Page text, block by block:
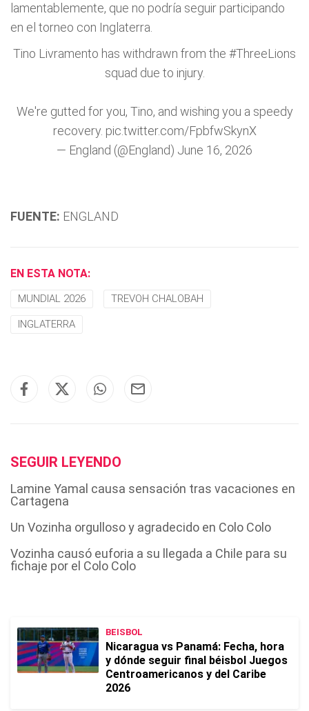
lamentablemente, que no podría seguir participando
en el torneo con Inglaterra.
Tino Livramento has withdrawn from the #ThreeLions
squad due to injury.
We're gutted for you, Tino, and wishing you a speedy
recovery. pic.twitter.com/FpbfwSkynX
— England (@England) June 16, 2026
FUENTE: ENGLAND
EN ESTA NOTA:
MUNDIAL 2026 TREVOH CHALOBAH
INGLATERRA
SEGUIR LEYENDO
Lamine Yamal causa sensación tras vacaciones en
Cartagena
Un Vozinha orgulloso y agradecido en Colo Colo
Vozinha causó euforia a su llegada a Chile para su
fichaje por el Colo Colo
BEISBOL
Nicaragua vs Panamá: Fecha, hora
y dónde seguir final béisbol Juegos
Centroamericanos y del Caribe
2026